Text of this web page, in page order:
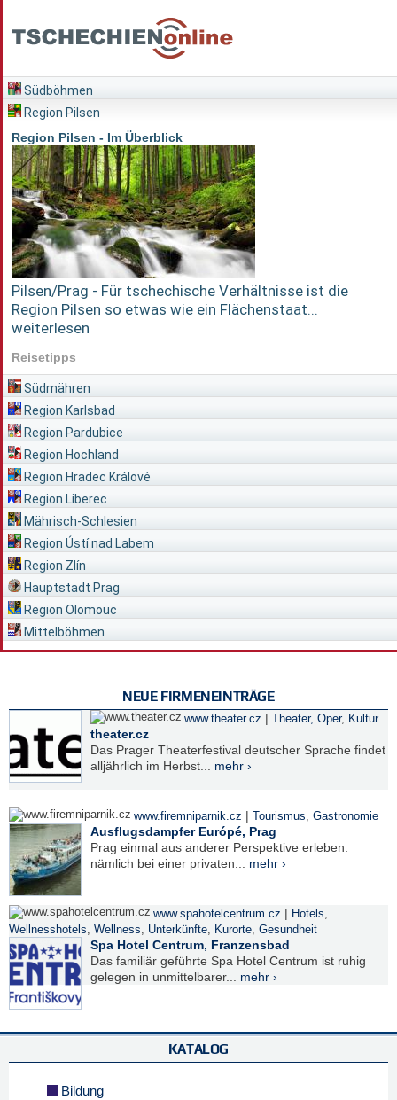
Südböhmen
Region Pilsen
Region Pilsen - Im Überblick
Pilsen/Prag - Für tschechische Verhältnisse ist die
Region Pilsen so etwas wie ein Flächenstaat...
weiterlesen
Reisetipps
Südmähren
Region Karlsbad
Region Pardubice
Region Hochland
Region Hradec Králové
Region Liberec
Mährisch-Schlesien
Region Ústí nad Labem
Region Zlín
Hauptstadt Prag
Region Olomouc
Mittelböhmen
NEUE FIRMENEINTRÄGE
www.theater.cz | Theater, Oper, Kultur
theater.cz
Das Prager Theaterfestival deutscher Sprache findet
alljährlich im Herbst... mehr ›
www.firemniparnik.cz | Tourismus, Gastronomie
Ausflugsdampfer Európé, Prag
Prag einmal aus anderer Perspektive erleben:
nämlich bei einer privaten... mehr ›
www.spahotelcentrum.cz | Hotels,
Wellnesshotels, Wellness, Unterkünfte, Kurorte, Gesundheit
Spa Hotel Centrum, Franzensbad
Das familiär geführte Spa Hotel Centrum ist ruhig
gelegen in unmittelbarer... mehr ›
KATALOG
Bildung